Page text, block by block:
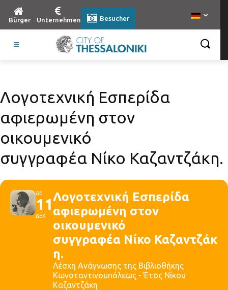
Bürger Unternehmen Besucher
Λογοτεχνική Εσπερίδα
αφιερωμένη στον
οικουμενικό
συγγραφέα Νίκο Καζαντζάκη.
ΔΕ
11
ΔΕΚ
Λογοτεχνική Εσπερίδα
αφιερωμένη στον
οικουμενικό
συγγραφέα Νίκο Καζαντζάκ
η.
Λέσχη Ανάγνωσης της Βιβλιοθήκης
Κωνσταντινουπόλεως - Έτος Νίκου
Καζαντζάκη